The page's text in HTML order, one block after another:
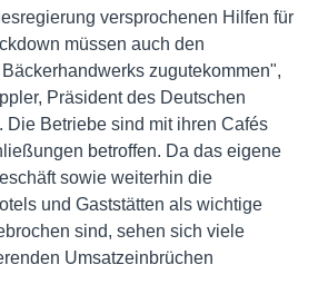
versprochenen Hilfen für
müssen auch den
zugutekommen",
Präsident des Deutschen
Die Betriebe sind mit ihren Cafés
betroffen. Da das eigene
sowie weiterhin die
und Gaststätten als wichtige
sind, sehen sich viele
Umsatzeinbrüchen